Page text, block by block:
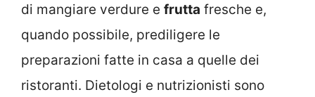
di mangiare verdure e frutta fresche e,
quando possibile, prediligere le
preparazioni fatte in casa a quelle dei
ristoranti. Dietologi e nutrizionisti sono